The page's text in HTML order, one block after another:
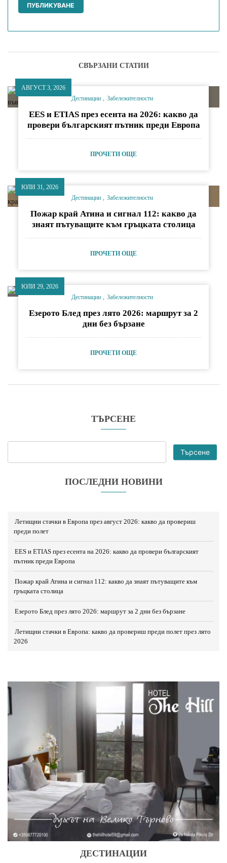
ТЪРСЕНЕ
Търсене
ПОСЛЕДНИ НОВИНИ
Летищни стачки в Европа през август 2026: какво да провериш
преди полет
EES и ETIAS през есента на 2026: какво да провери българският
пътник преди Европа
Пожар край Атина и сигнал 112: какво да знаят пътуващите към
гръцката столица
Езерото Блед през лято 2026: маршрут за 2 дни без бързане
Летищни стачки в Европа: какво да провериш преди полет през лято
2026
ДЕСТИНАЦИИ
СВЪРЗАНИ СТАТИИ
АВГУСТ 3, 2026
Дестинации
Забележителности
EES и ETIAS през есента на 2026: какво да
провери българският пътник преди Европа
ПРОЧЕТИ ОЩЕ
ЮЛИ 31, 2026
Дестинации
Забележителности
Пожар край Атина и сигнал 112: какво да
знаят пътуващите към гръцката столица
ПРОЧЕТИ ОЩЕ
ЮЛИ 29, 2026
Дестинации
Забележителности
Езерото Блед през лято 2026: маршрут за 2
дни без бързане
ПРОЧЕТИ ОЩЕ